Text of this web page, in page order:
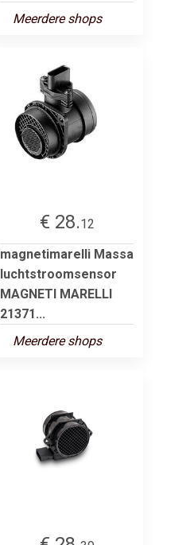
Meerdere shops
€ 28.12
magnetimarelli Massa
luchtstroomsensor
MAGNETI MARELLI
21371...
Meerdere shops